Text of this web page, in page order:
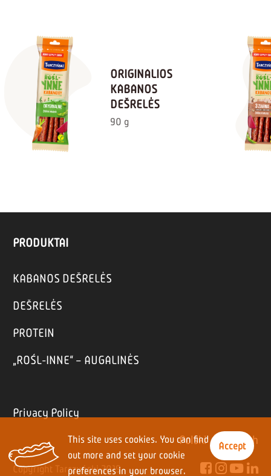
ORIGINALIOS
KABANOS
DEŠRELĖS
90 g
PRODUKTAI
KABANOS DEŠRELĖS
DEŠRELĖS
PROTEIN
„ROŚL-INNE“ – AUGALINĖS
Privacy Policy
Polski | English
Copyright Tarczyński 2019
Accept
This site uses cookies. You can find
out more and set your cookie
preferences in your browser.